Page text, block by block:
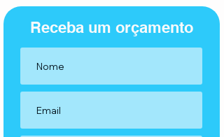
Receba um orçamento